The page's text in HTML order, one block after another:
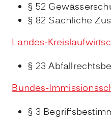
§ 52
§ 82 Sachliche
Landes-
§ 23
Bundes-
§ 3